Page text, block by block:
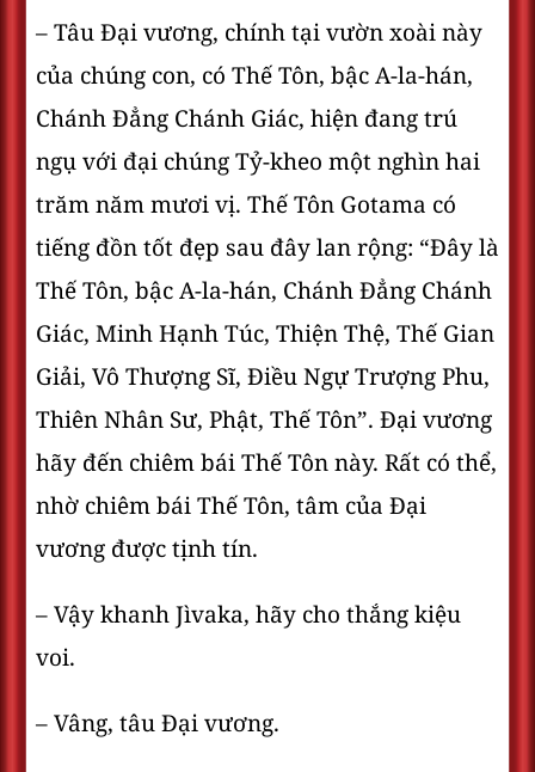
– Tâu Ðại vương, chính tại vườn xoài này
của chúng con, có Thế Tôn, bậc A-la-hán,
Chánh Ðẳng Chánh Giác, hiện đang trú
ngụ với đại chúng Tỷ-kheo một nghìn hai
trăm năm mươi vị. Thế Tôn Gotama có
tiếng đồn tốt đẹp sau đây lan rộng: “Ðây là
Thế Tôn, bậc A-la-hán, Chánh Ðẳng Chánh
Giác, Minh Hạnh Túc, Thiện Thệ, Thế Gian
Giải, Vô Thượng Sĩ, Ðiều Ngự Trượng Phu,
Thiên Nhân Sư, Phật, Thế Tôn”. Ðại vương
hãy đến chiêm bái Thế Tôn này. Rất có thể,
nhờ chiêm bái Thế Tôn, tâm của Ðại
vương được tịnh tín.
– Vậy khanh Jìvaka, hãy cho thắng kiệu
voi.
– Vâng, tâu Ðại vương.